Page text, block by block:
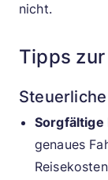
nicht.
Tipps
Sorgfältige
genaues